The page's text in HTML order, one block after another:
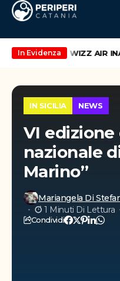
In Evidenza
di maggio WIZZ AIR
IN SICILIA NEWS
VI
nazionale
Marino”
Mariangela Di
1 Minuti Di Lettura
Condividi